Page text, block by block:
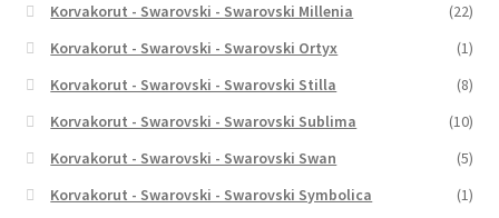
Korvakorut - Swarovski - Swarovski Millenia
(22)
Korvakorut - Swarovski - Swarovski Ortyx
(1)
Korvakorut - Swarovski - Swarovski Stilla
(8)
Korvakorut - Swarovski - Swarovski Sublima
(10)
Korvakorut - Swarovski - Swarovski Swan
(5)
Korvakorut - Swarovski - Swarovski Symbolica
(1)